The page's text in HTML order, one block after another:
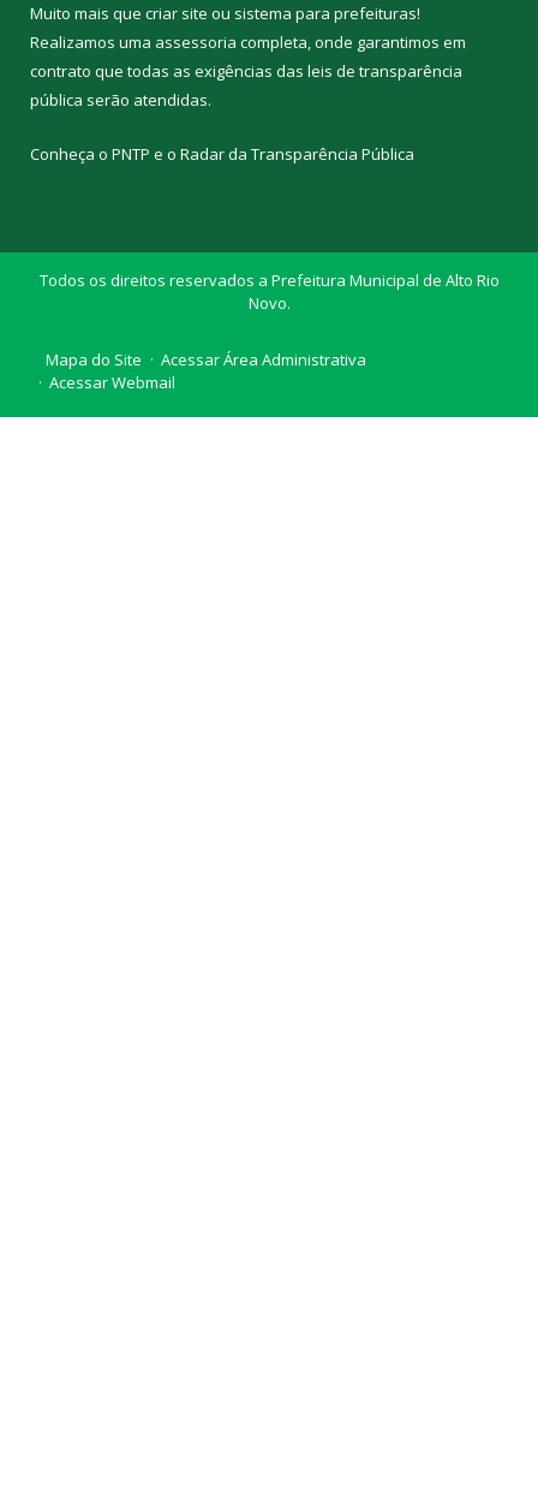
Muito mais que criar site ou sistema para prefeituras!
Realizamos uma assessoria completa, onde garantimos em
contrato que todas as exigências das leis de transparência
pública serão atendidas.
Conheça o PNTP e o Radar da Transparência Pública
Todos os direitos reservados a Prefeitura Municipal de Alto Rio
Novo.
Mapa do Site
Acessar Área Administrativa
Acessar Webmail